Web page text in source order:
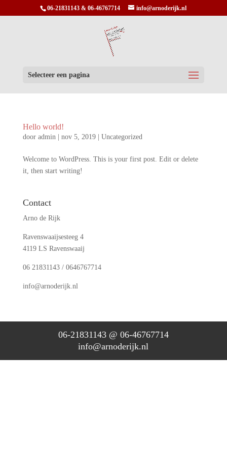
06-21831143 & 06-46767714 info@arnoderijk.nl
Selecteer een pagina
Hello world!
door admin| nov 5, 2019| Uncategorized
Welcome to WordPress. This is your first post. Edit or delete
it, then start writing!
Contact
Arno de Rijk
Ravenswaaijsesteeg 4
4119 LS Ravenswaaij
06 21831143 / 0646767714
info@arnoderijk.nl
06-21831143 @ 06-46767714
info@arnoderijk.nl